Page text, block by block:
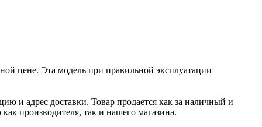
цене. Эта модель при правильной эксплуатации
и адрес доставки. Товар продается как за наличный и
производителя, так и нашего магазина.